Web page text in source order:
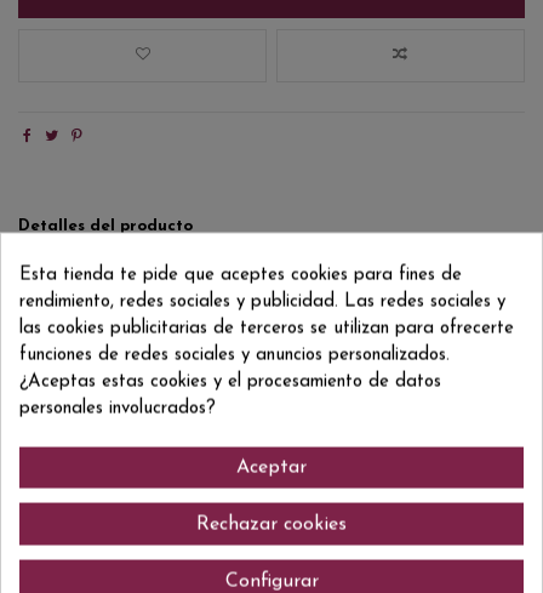
Detalles del producto
Reviews(0)
Formato/Format 50 CL
ean13 8426365000165
Esta tienda te pide que aceptes cookies para fines de
rendimiento, redes sociales y publicidad. Las redes sociales y
las cookies publicitarias de terceros se utilizan para ofrecerte
funciones de redes sociales y anuncios personalizados.
¿Aceptas estas cookies y el procesamiento de datos
personales involucrados?
Aceptar
Rechazar cookies
Configurar